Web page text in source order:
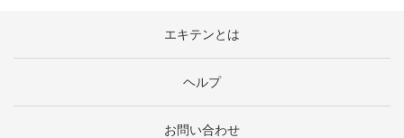
エキテンとは
ヘルプ
お問い合わせ